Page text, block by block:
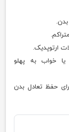
ارتوپدیک.
خواب به پهلو
حفظ تعادل بدن